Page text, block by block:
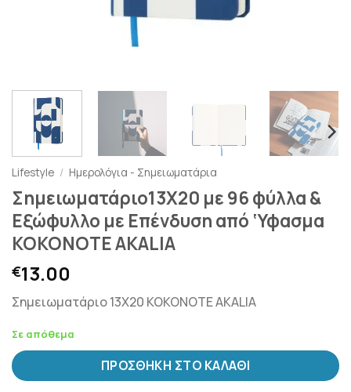
Lifestyle / Ημερολόγια - Σημειωματάρια
Σημειωματάριο13X20 με 96 φύλλα &
Εξώφυλλο με Επένδυση από ‘Υφασμα
KOKONOTE AKALIA
€13.00
Σημειωματάριο 13X20 KOKONOTE AKALIA
Σε απόθεμα
ΠΡΟΣΘΉΚΗ ΣΤΟ ΚΑΛΆΘΙ